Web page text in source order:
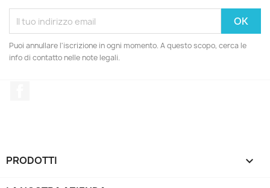
Puoi annullare l'iscrizione in ogni momento. A questo scopo, cerca le
info di contatto nelle note legali.
PRODOTTI 